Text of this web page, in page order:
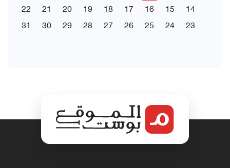
14
15
16
17
18
19
20
21
22
23
24
25
26
27
28
29
30
31